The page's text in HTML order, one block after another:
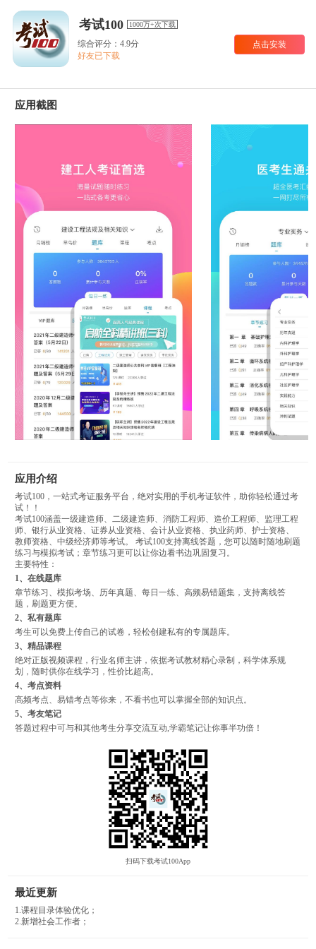
考试100 1000万+次下载
综合评分：4.9分
好友已下载
点击安装
应用截图
应用介绍
考试100，一站式考证服务平台，绝对实用的手机考证软件，助你轻松通过考
试！！
考试100涵盖一级建造师、二级建造师、消防工程师、造价工程师、监理工程
师、银行从业资格、证券从业资格、会计从业资格、执业药师、护士资格、
教师资格、中级经济师等考试。 考试100支持离线答题，您可以随时随地刷题
练习与模拟考试；章节练习更可以让你边看书边巩固复习。
主要特性：
1、在线题库
章节练习、模拟考场、历年真题、每日一练、高频易错题集，支持离线答
题，刷题更方便。
2、私有题库
考生可以免费上传自己的试卷，轻松创建私有的专属题库。
3、精品课程
绝对正版视频课程，行业名师主讲，依据考试教材精心录制，科学体系规
划，随时供你在线学习，性价比超高。
4、考点资料
高频考点、易错考点等你来，不看书也可以掌握全部的知识点。
5、考友笔记
答题过程中可与和其他考生分享交流互动,学霸笔记让你事半功倍！
扫码下载考试100App
最近更新
1.课程目录体验优化；
2.新增社会工作者；